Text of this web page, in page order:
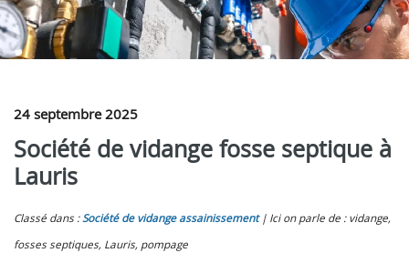
24 septembre 2025
Société de vidange fosse septique à
Lauris
Classé dans :Société de vidange assainissement
Ici on parle de : vidange,
fosses septiques, Lauris, pompage